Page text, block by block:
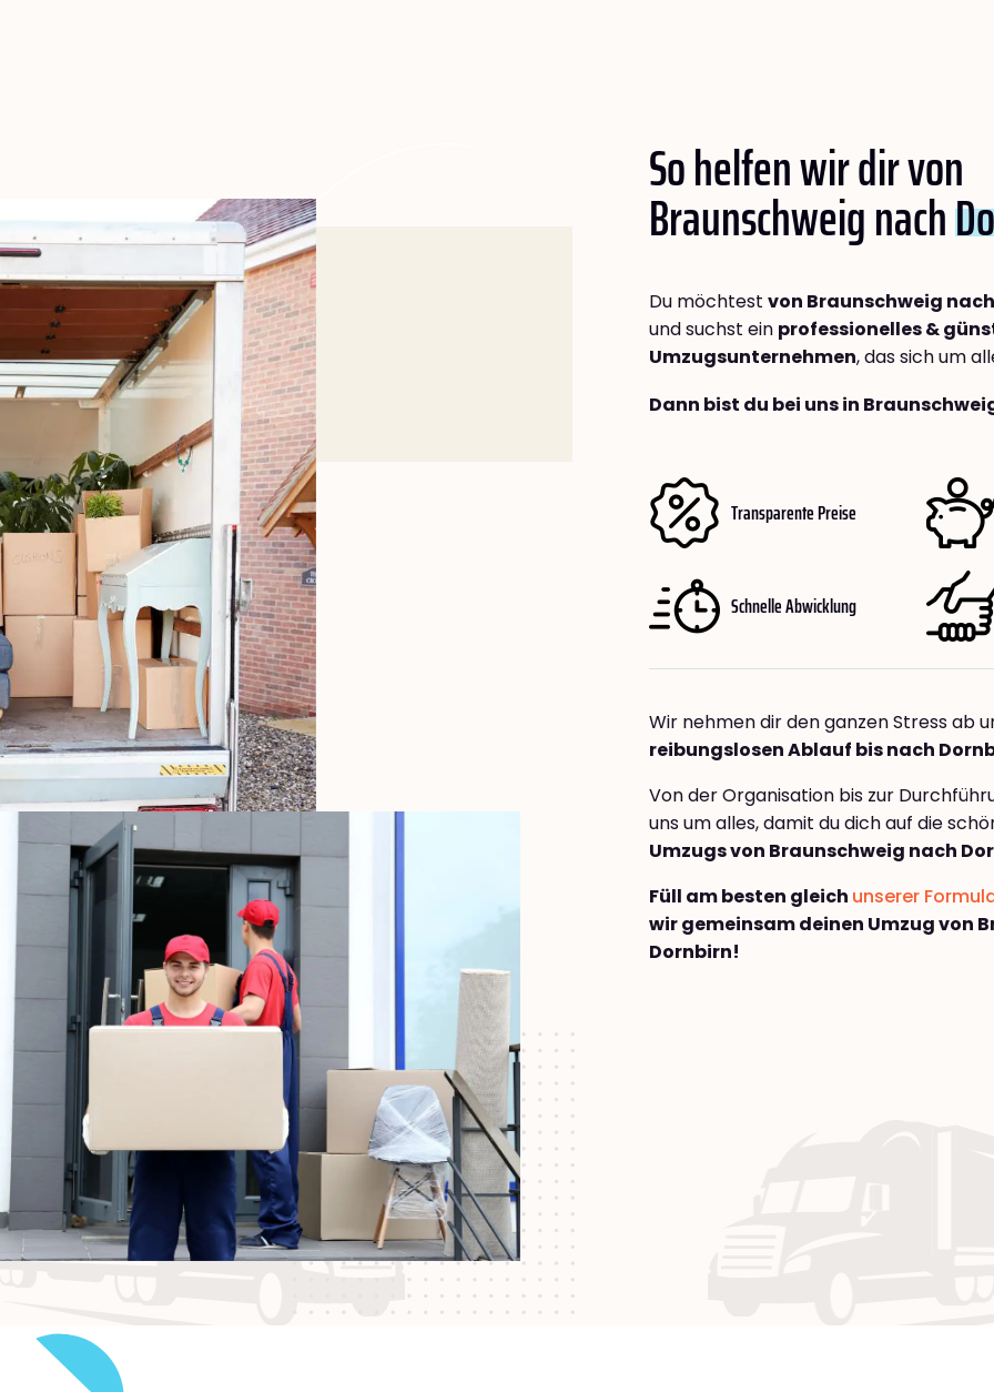
So helfen wir dir von
Braunschweig nach
Du möchtest von Braunschweig
und suchst ein professionelles &
Umzugsunternehmen, das sich um
Dann bist du bei uns in
Transparente Preise
Schnelle Abwicklung
Wir nehmen dir den ganzen Stress ab
reibungslosen Ablauf bis nach
Von der Organisation bis zur
uns um alles, damit du dich auf die
Umzugs von Braunschweig nach
Füll am besten gleich unserer
wir gemeinsam deinen Umzug von
Dornbirn!